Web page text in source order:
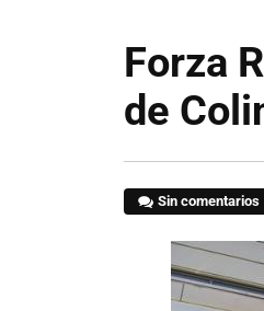
Forza
de
Sin comentarios